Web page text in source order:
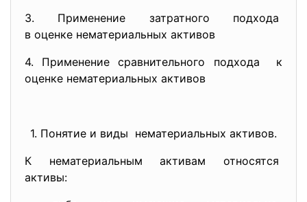
3. Применение затратного подхода
в оценке нематериальных активов
4. Применение сравнительного подхода к
оценке нематериальных активов
1. Понятие и виды нематериальных активов.
К нематериальным активам относятся
активы: